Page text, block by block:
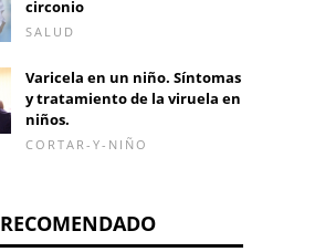
circonio
SALUD
Varicela en un niño. Síntomas
y tratamiento de la viruela en
niños.
CORTAR-Y-NIÑO
RECOMENDADO